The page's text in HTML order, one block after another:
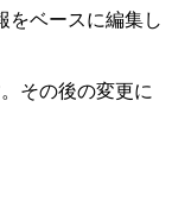
をベースに編集し
その後の変更に